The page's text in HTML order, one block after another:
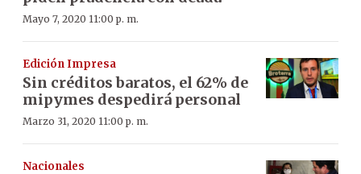
Mayo 7, 2020 11:00 p. m.
Edición Impresa
Sin créditos baratos, el 62% de
mipymes despedirá personal
Marzo 31, 2020 11:00 p. m.
Nacionales